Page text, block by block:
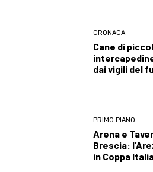
CRONACA
Cane di
dai vigili del
PRIMO PIANO
Arena e
Brescia:
in Coppa